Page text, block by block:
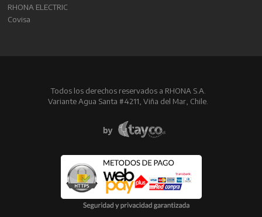
RHONA ELECTRIC
Covisa
Todos los derechos reservados a RHONA S.A.
Variante Agua Santa #4211, Viña del Mar, Chile.